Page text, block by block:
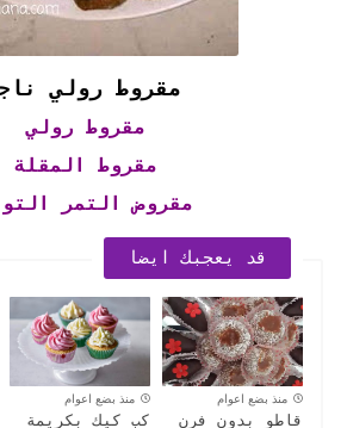
مقروط رولي
مقروط رولي
مقروط المقلة
مقروض التمر
قد يعجبك ايضا
منذ بضع اعوام
قاطو بدون فرن
منذ بضع اعوام
كب كيك بكريمة